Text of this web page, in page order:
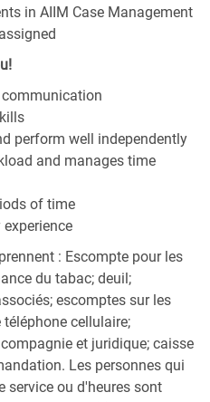
in AIIM Case Management
perform well independently
and manages time
of time
: Escompte pour les
du tabac; deuil;
escomptes sur les
cellulaire;
et juridique; caisse
Les personnes qui
service ou d'heures sont